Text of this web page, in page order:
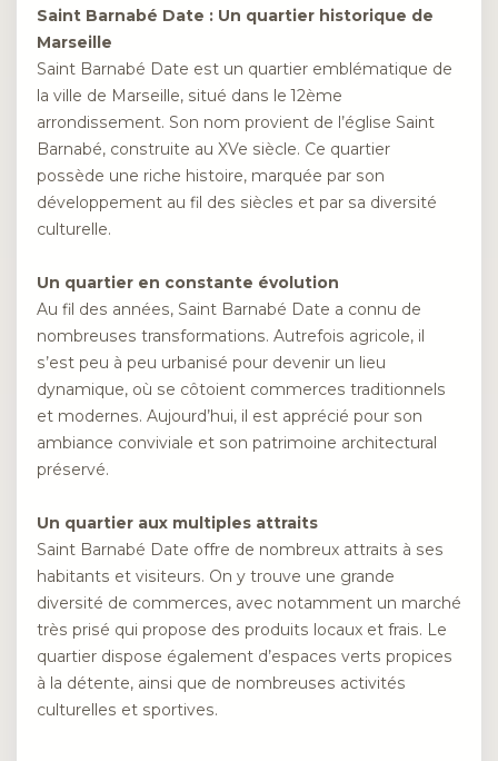
Saint Barnabé Date : Un quartier historique de
Marseille
Saint Barnabé Date est un quartier emblématique de
la ville de Marseille, situé dans le 12ème
arrondissement. Son nom provient de l’église Saint
Barnabé, construite au XVe siècle. Ce quartier
possède une riche histoire, marquée par son
développement au fil des siècles et par sa diversité
culturelle.
Un quartier en constante évolution
Au fil des années, Saint Barnabé Date a connu de
nombreuses transformations. Autrefois agricole, il
s’est peu à peu urbanisé pour devenir un lieu
dynamique, où se côtoient commerces traditionnels
et modernes. Aujourd’hui, il est apprécié pour son
ambiance conviviale et son patrimoine architectural
préservé.
Un quartier aux multiples attraits
Saint Barnabé Date offre de nombreux attraits à ses
habitants et visiteurs. On y trouve une grande
diversité de commerces, avec notamment un marché
très prisé qui propose des produits locaux et frais. Le
quartier dispose également d’espaces verts propices
à la détente, ainsi que de nombreuses activités
culturelles et sportives.